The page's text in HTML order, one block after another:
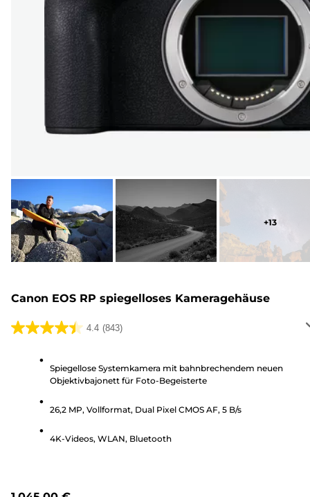
+13
Canon EOS RP spiegelloses Kameragehäuse
4.4 (843)
4.4
Sternen.
Bewertungen
Spiegellose Systemkamera mit bahnbrechendem neuen
Objektivbajonett für Foto-Begeisterte
26,2 MP, Vollformat, Dual Pixel CMOS AF, 5 B/s
4K-Videos, WLAN, Bluetooth